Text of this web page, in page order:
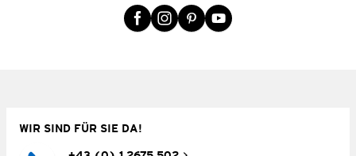
WIR SIND FÜR SIE DA!